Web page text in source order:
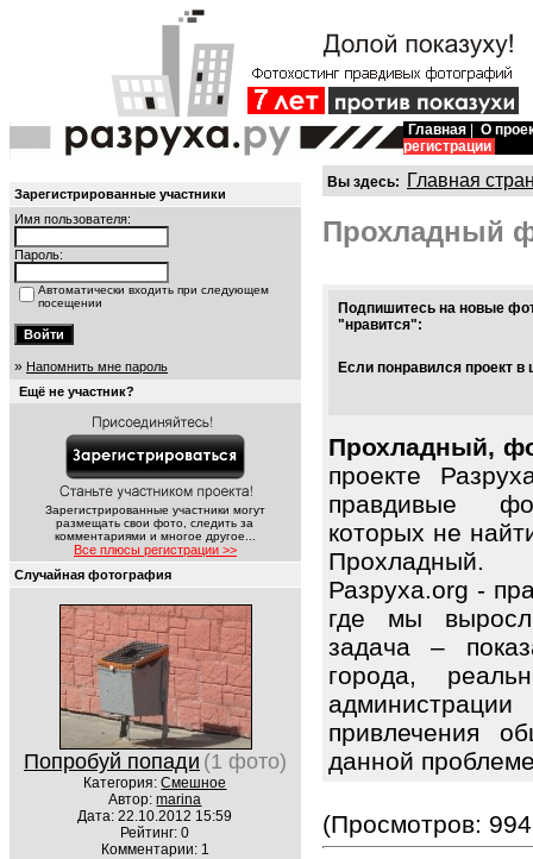
Главная
О
регистрации
Зарегистрированные участники
Имя пользователя:
Пароль:
Автоматически входить при следующем
посещении
» Напомнить мне пароль
Ещё не участник?
Зарегистрированные участники могут
размещать свои фото, следить за
комментариями и многое другое...
Все плюсы регистрации >>
Случайная фотография
Попробуй попади (1 фото)
Категория:Смешное
Автор:marina
Дата: 22.10.2012 15:59
Рейтинг: 0
Комментарии: 1
Вы здесь: Главная
Прохладный
Подпишитесь на новые
"нравится":
Если понравился проект
Прохладный,
проекте
правдивые
которых не
Прохладный.
Разруха.org -
где мы
задача –
города,
привлечения
данной
(Просмотров: